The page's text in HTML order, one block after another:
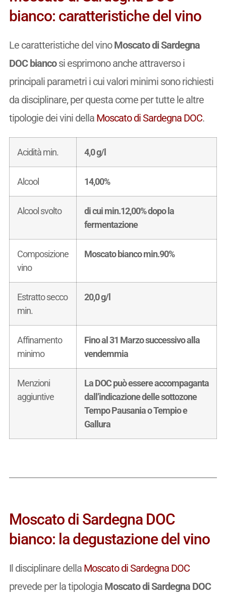
bianco: caratteristiche del vino
Le caratteristiche del vinoMoscato di Sardegna
DOC biancosi esprimono anche attraverso i
principali parametri i cui valori minimi sono richiesti
da disciplinare, per questa come per tutte le altre
tipologie dei vini della Moscato di Sardegna DOC.
Acidità min. 4,0 g/l
Alcool 14,00%
Alcool svolto
di cui min.12,00% dopo la
fermentazione
Composizione
vino
Moscato bianco min.90%
Estratto secco
min.
20,0 g/l
Affinamento
minimo
Fino al 31 Marzo successivo alla
vendemmia
Menzioni
aggiuntive
La DOC può essere accompaganta
dall’indicazione delle sottozone
Tempo Pausania o Tempio e
Gallura
Moscato di Sardegna DOC
bianco: la degustazione del vino
Il disciplinare della Moscato di Sardegna DOC
prevede per la tipologia Moscato di Sardegna DOC